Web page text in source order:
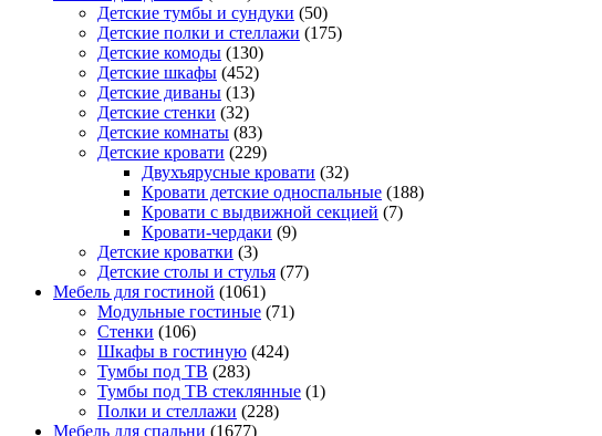
Детские тумбы и сундуки (50)
Детские полки и стеллажи (175)
Детские комоды (130)
Детские шкафы (452)
Детские диваны (13)
Детские стенки (32)
Детские комнаты (83)
Детские кровати (229)
Двухъярусные кровати (32)
Кровати детские односпальные (188)
Кровати с выдвижной секцией (7)
Кровати-чердаки (9)
Детские кроватки (3)
Детские столы и стулья (77)
Мебель для гостиной (1061)
Модульные гостиные (71)
Стенки (106)
Шкафы в гостиную (424)
Тумбы под ТВ (283)
Тумбы под ТВ стеклянные (1)
Полки и стеллажи (228)
Мебель для спальни (1677)